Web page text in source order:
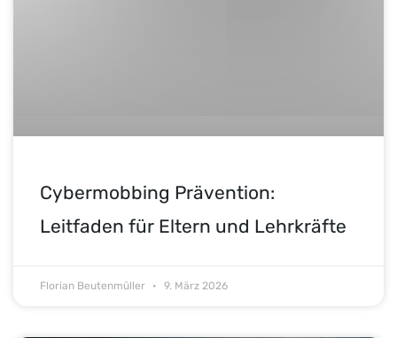
Cybermobbing Prävention:
Leitfaden für Eltern und Lehrkräfte
Florian Beutenmüller 9. März 2026